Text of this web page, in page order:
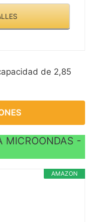
de 2,85
MICROONDAS -
AMAZON